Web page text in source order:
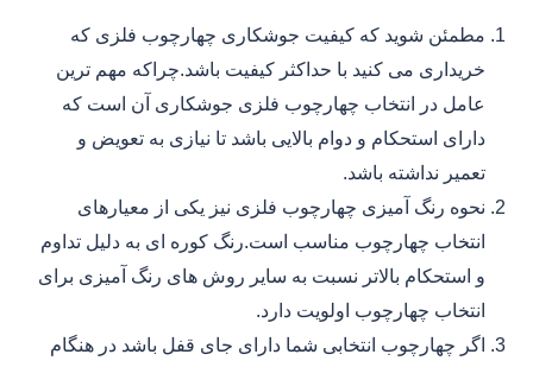
مطمئن شوید که کیفیت جوشکاری چهارچوب فلزی که
خریداری می کنید با حداکثر کیفیت باشد.چراکه مهم ترین
عامل در انتخاب چهارچوب فلزی جوشکاری آن است که
دارای استحکام و دوام بالایی باشد تا نیازی به تعویض و
تعمیر نداشته باشد.
نحوه رنگ آمیزی چهارچوب فلزی نیز یکی از معیارهای
انتخاب چهارچوب مناسب است.رنگ کوره ای به دلیل تداوم
و استحکام بالاتر نسبت به سایر روش های رنگ آمیزی برای
انتخاب چهارچوب اولویت دارد.
اگر چهارچوب انتخابی شما دارای جای قفل باشد در هنگام